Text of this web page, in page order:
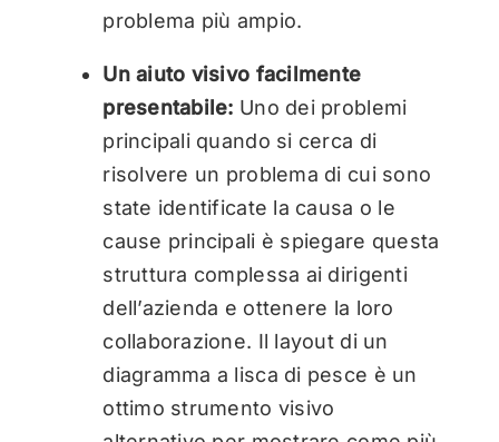
problema più ampio.
Un aiuto visivo facilmente
presentabile: Uno dei problemi
principali quando si cerca di
risolvere un problema di cui sono
state identificate la causa o le
cause principali è spiegare questa
struttura complessa ai dirigenti
dell’azienda e ottenere la loro
collaborazione. Il layout di un
diagramma a lisca di pesce è un
ottimo strumento visivo